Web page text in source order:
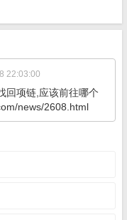
22:03:00
回项链,应该前往哪个
news/2608.html